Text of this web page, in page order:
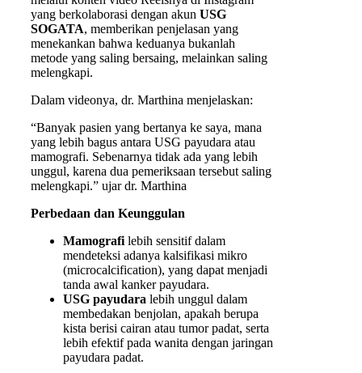
yang berkolaborasi dengan akun USG
SOGATA, memberikan penjelasan yang
menekankan bahwa keduanya bukanlah
metode yang saling bersaing, melainkan saling
melengkapi.
Dalam videonya, dr. Marthina menjelaskan:
“Banyak pasien yang bertanya ke saya, mana
yang lebih bagus antara USG payudara atau
mamografi. Sebenarnya tidak ada yang lebih
unggul, karena dua pemeriksaan tersebut saling
melengkapi.” ujar dr. Marthina
Perbedaan dan Keunggulan
Mamografi lebih sensitif dalam
mendeteksi adanya kalsifikasi mikro
(microcalcification), yang dapat menjadi
tanda awal kanker payudara.
USG payudara lebih unggul dalam
membedakan benjolan, apakah berupa
kista berisi cairan atau tumor padat, serta
lebih efektif pada wanita dengan jaringan
payudara padat.